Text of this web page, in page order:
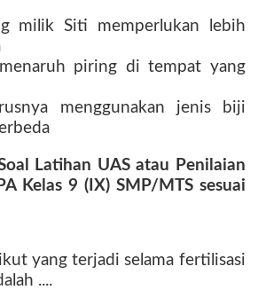
milik Siti memperlukan lebih
piring di tempat yang
menggunakan jenis biji
Latihan UAS atau Penilaian
Kelas 9 (IX) SMP/MTS sesuai
yang terjadi selama fertilisasi
....